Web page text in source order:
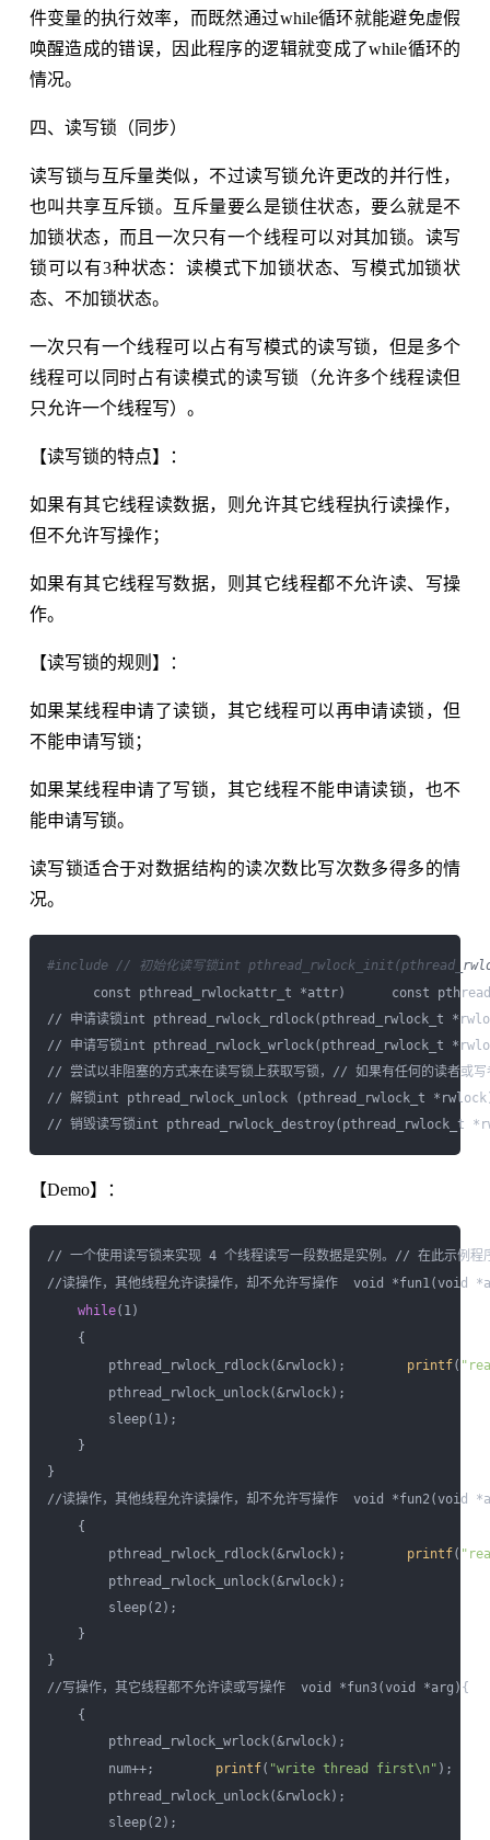
件变量的执行效率，而既然通过while循环就能避免虚假
唤醒造成的错误，因此程序的逻辑就变成了while循环的
情况。
四、读写锁（同步）
读写锁与互斥量类似，不过读写锁允许更改的并行性，
也叫共享互斥锁。互斥量要么是锁住状态，要么就是不
加锁状态，而且一次只有一个线程可以对其加锁。读写
锁可以有3种状态：读模式下加锁状态、写模式加锁状
态、不加锁状态。
一次只有一个线程可以占有写模式的读写锁，但是多个
线程可以同时占有读模式的读写锁（允许多个线程读但
只允许一个线程写）。
【读写锁的特点】：
如果有其它线程读数据，则允许其它线程执行读操作，
但不允许写操作；
如果有其它线程写数据，则其它线程都不允许读、写操
作。
【读写锁的规则】：
如果某线程申请了读锁，其它线程可以再申请读锁，但
不能申请写锁；
如果某线程申请了写锁，其它线程不能申请读锁，也不
能申请写锁。
读写锁适合于对数据结构的读次数比写次数多得多的情
况。
#include // 初始化读写锁int
const pthread_rwlockattr_t *attr)      const
// 申请读锁int pthread_rwlock_rdlock(pthread_rwlock_t
// 申请写锁int pthread_rwlock_wrlock(pthread_rwlock_t
// 尝试以非阻塞的方式来在读写锁上获取写锁，// 如果有任何的
// 解锁int pthread_rwlock_unlock (pthread_rwlock_t
【Demo】：
// 一个使用读写锁来实现 4 个线程读写一段数据是实例。// 在此示例
//读操作，其他线程允许读操作，却不允许写操作  void
while(1)
{
pthread_rwlock_rdlock(&rwlock); printf(
pthread_rwlock_unlock(&rwlock);
sleep(1);
}
}
//读操作，其他线程允许读操作，却不允许写操作  void
{
pthread_rwlock_rdlock(&rwlock); printf(
pthread_rwlock_unlock(&rwlock);
sleep(2);
}
}
//写操作，其它线程都不允许读或写操作  void *fun3(void
{
pthread_rwlock_wrlock(&rwlock);
num++; printf( "write thread first\n" );
pthread_rwlock_unlock(&rwlock);
sleep(2);